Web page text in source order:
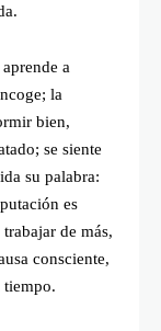
a
la
bien,
se siente
su palabra:
es
de más,
consciente,
tiempo.